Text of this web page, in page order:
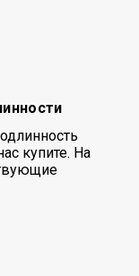
купите. На